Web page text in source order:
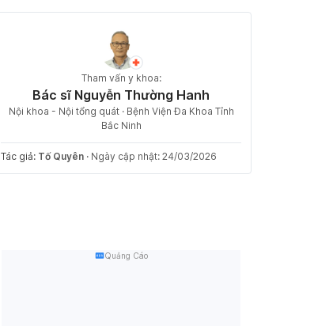
Tham vấn y khoa:
Bác sĩ Nguyễn Thường Hanh
Nội khoa - Nội tổng quát · Bệnh Viện Đa Khoa Tỉnh
Bắc Ninh
Tác giả: Tố Quyên · Ngày cập nhật: 24/03/2026
Quảng Cáo